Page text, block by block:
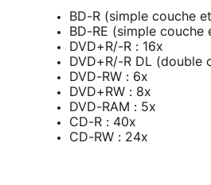
BD-R (simple couche
BD-RE (simple
DVD+R/-R : 16x
DVD+R/-R DL (double
DVD-RW : 6x
DVD+RW : 8x
DVD-RAM : 5x
CD-R : 40x
CD-RW : 24x